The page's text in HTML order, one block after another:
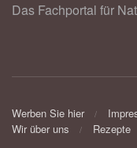
Das Fachportal für
Werben Sie hier
Wir über uns
Rezepte